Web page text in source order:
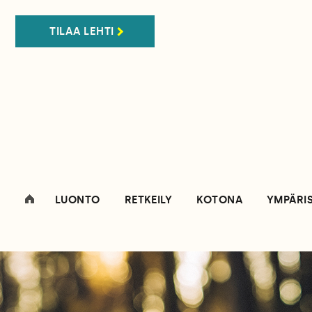
TILAA LEHTI
LUONTO RETKEILY KOTONA